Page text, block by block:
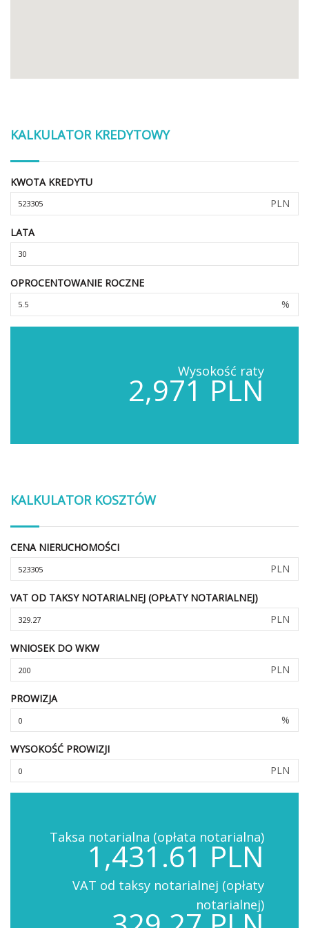
KALKULATOR KREDYTOWY
KWOTA KREDYTU
PLN
LATA
OPROCENTOWANIE ROCZNE
%
Wysokość raty
2,971 PLN
KALKULATOR KOSZTÓW
CENA NIERUCHOMOŚCI
PLN
VAT OD TAKSY NOTARIALNEJ (OPŁATY NOTARIALNEJ)
PLN
WNIOSEK DO WKW
PLN
PROWIZJA
%
WYSOKOŚĆ PROWIZJI
PLN
Taksa notarialna (opłata notarialna)
1,431.61 PLN
VAT od taksy notarialnej (opłaty
notarialnej)